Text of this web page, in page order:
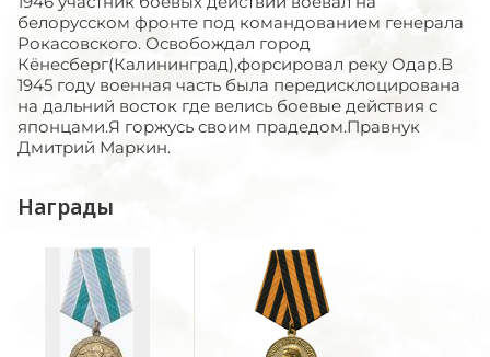
белорусском фронте под командованием генерала
Рокасовского. Освобождал город
Кёнесберг(Калининград),форсировал реку Одар.В
1945 году военная часть была передисклоцирована
на дальний восток где велись боевые действия с
японцами.Я горжусь своим прадедом.Правнук
Дмитрий Маркин.
Награды